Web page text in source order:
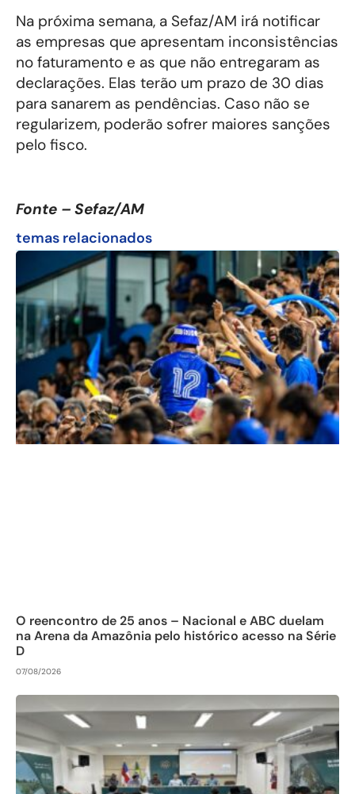
Na próxima semana, a Sefaz/AM irá notificar
as empresas que apresentam inconsistências
no faturamento e as que não entregaram as
declarações. Elas terão um prazo de 30 dias
para sanarem as pendências. Caso não se
regularizem, poderão sofrer maiores sanções
pelo fisco.
Fonte – Sefaz/AM
temas relacionados
O reencontro de 25 anos – Nacional e ABC duelam
na Arena da Amazônia pelo histórico acesso na Série
D
07/08/2026